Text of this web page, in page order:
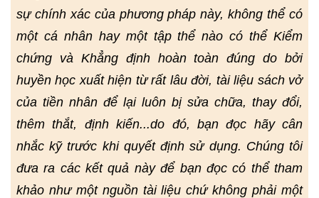
sự chính xác của phương pháp này, không thể có
một cá nhân hay một tập thể nào có thể Kiểm
chứng và Khẳng định hoàn toàn đúng do bởi
huyền học xuất hiện từ rất lâu đời, tài liệu sách vở
của tiền nhân để lại luôn bị sửa chữa, thay đổi,
thêm thắt, định kiến...do đó, bạn đọc hãy cân
nhắc kỹ trước khi quyết định sử dụng. Chúng tôi
đưa ra các kết quả này để bạn đọc có thể tham
khảo như một nguồn tài liệu chứ không phải một